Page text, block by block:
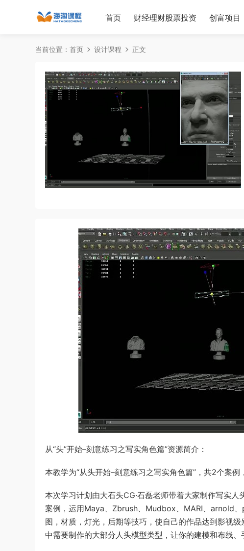
首页 财经理财股票投资 创富项目
当前位置： 首页 设计课程 正文
从“头”开始–刻意练习之写实角色篇”资源简介：
本教学为“从头开始–刻意练习之写实角色篇”，共2个案
本次学习计划由大石头CG·石磊老师带着大家制作写实
案例，运用Maya、Zbrush、Mudbox、MARI、arnold
图，材质，灯光，后期等技巧，使自己的作品达到影视
中需要制作的大部分人头模型类型，让你的建模和布线、